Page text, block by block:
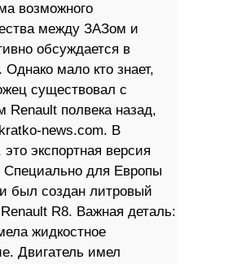
возможного
между ЗАЗом и
обсуждается в
Однако мало кто знает,
существовал с
Renault полвека назад,
news.com. В
это экспортная версия
Специально для Европы
был создан литровый
R8. Важная деталь:
жидкостное
Двигатель имел